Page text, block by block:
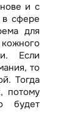
и с
в сфере
для
Если
то
Тогда
потому
будет